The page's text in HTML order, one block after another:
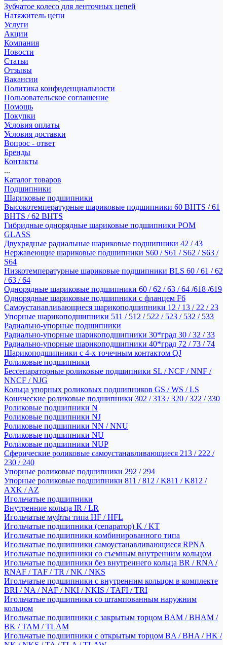
Зубчатое колесо для ленточных цепей
Натяжитель цепи
Услуги
Акции
Компания
Новости
Статьи
Отзывы
Вакансии
Политика конфиденциальности
Пользовательское соглашение
Помощь
Покупки
Условия оплаты
Условия доставки
Вопрос - ответ
Бренды
Контакты
...
Каталог товаров
Подшипники
Шариковые подшипники
Высокотемпературные шариковые подшипники 60 BHTS / 61
BHTS / 62 BHTS
Гибридные однорядные шариковые подшипники POM
GLASS
Двухрядные радиальные шариковые подшипники 42 / 43
Нержавеющие шариковые подшипники S60 / S61 / S62 / S63 /
S64
Низкотемпературные шариковые подшипники BLS 60 / 61 / 62
/ 63 / 64
Однорядные шариковые подшипники 60 / 62 / 63 / 64 /618 /619
Однорядные шариковые подшипники с фланцем F6
Самоустанавливающиеся шарикоподшипники 12 / 13 / 22 / 23
Упорные шарикоподшипники 511 / 512 / 522 / 523 / 532 / 533
Радиально-упорные подшипники
Радиально-упорные шарикоподшипники 30*град 30 / 32 / 33
Радиально-упорные шарикоподшипники 40*град 72 / 73 / 74
Шарикоподшипники с 4-х точечным контактом QJ
Роликовые подшипники
Бессепараторные роликовые подшипники SL / NCF / NNF /
NNCF / NJG
Кольца упорных роликовых подшипников GS / WS / LS
Конические роликовые подшипники 302 / 313 / 320 / 322 / 330
Роликовые подшипники N
Роликовые подшипники NJ
Роликовые подшипники NN / NNU
Роликовые подшипники NU
Роликовые подшипники NUP
Сферические роликовые самоустанавливающиеся 213 / 222 /
230 / 240
Упорные роликовые подшипники 292 / 294
Упорные роликовые подшипники 811 / 812 / K811 / K812 /
AXK / AZ
Игольчатые подшипники
Внутренние кольца IR / LR
Игольчатые муфты типа HF / HFL
Игольчатые подшипники (сепаратор) K / KT
Игольчатые подшипники комбинированного типа
Игольчатые подшипники самоустанавливающиеся RPNA
Игольчатые подшипники со съемным внутренним кольцом
Игольчатые подшипники без внутреннего кольца BR / RNA /
RNAF / TAF / TR / NK / NKS
Игольчатые подшипники с внутренним кольцом в комплекте
BRI / NA / NAF / NKI / NKIS / TAFI / TRI
Игольчатые подшипники со штампованным наружним
кольцом
Игольчатые подшипники с закрытым торцом BAM / BHAM /
BK / TAM / TLAM
Игольчатые подшипники с открытым торцом BA / BHA / HK /